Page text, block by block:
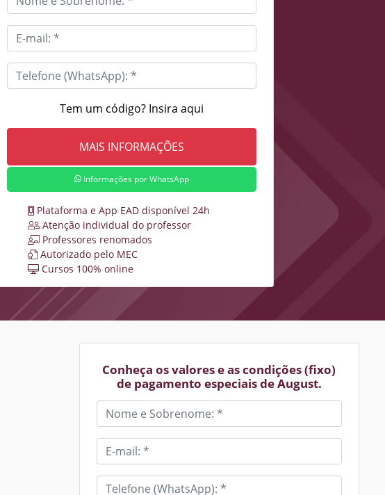
Tem um código? Insira aqui
Informações por WhatsApp
Plataforma e App EAD disponível 24h
Atenção individual do professor
Professores renomados
Autorizado pelo MEC
Cursos 100% online
Conheça os valores e as condições (fixo)
de pagamento especiais de August.